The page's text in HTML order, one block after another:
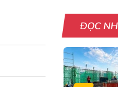
ĐỌC